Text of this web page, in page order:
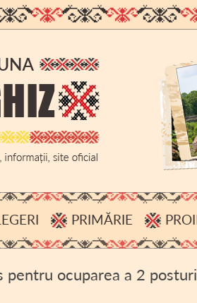
PROCESE VERBALE, INFORMĂRI
HOTĂRÂRI B.E.C.
PRIMĂRIE
ADMINISTRAȚIE
BUGET
pentru ocuparea a 2